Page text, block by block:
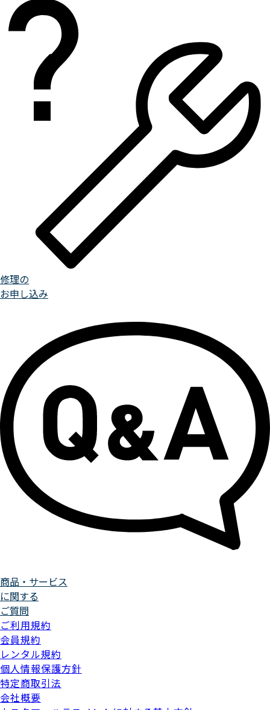
修理の
お申し込み
商品・サービス
に関する
ご質問
ご利用規約
会員規約
レンタル規約
個人情報保護方針
特定商取引法
会社概要